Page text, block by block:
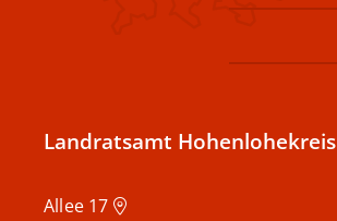
Landratsamt Hohenlohekreis